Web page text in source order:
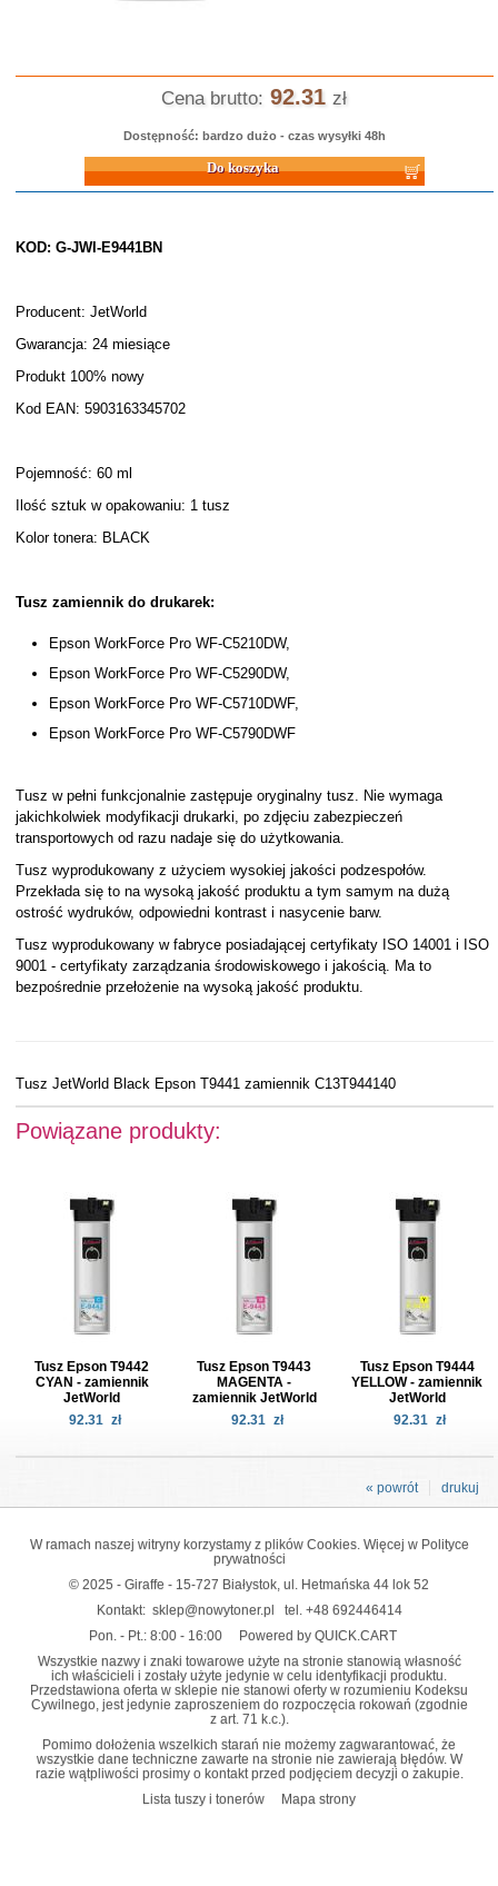
Cena brutto: 92.31 zł
Dostępność: bardzo dużo - czas wysyłki 48h
Do koszyka
KOD: G-JWI-E9441BN
Producent: JetWorld
Gwarancja: 24 miesiące
Produkt 100% nowy
Kod EAN: 5903163345702
Pojemność: 60 ml
Ilość sztuk w opakowaniu: 1 tusz
Kolor tonera: BLACK
Tusz zamiennik do drukarek:
Epson WorkForce Pro WF-C5210DW,
Epson WorkForce Pro WF-C5290DW,
Epson WorkForce Pro WF-C5710DWF,
Epson WorkForce Pro WF-C5790DWF
Tusz w pełni funkcjonalnie zastępuje oryginalny tusz. Nie wymaga
jakichkolwiek modyfikacji drukarki, po zdjęciu zabezpieczeń
transportowych od razu nadaje się do użytkowania.
Tusz wyprodukowany z użyciem wysokiej jakości podzespołów.
Przekłada się to na wysoką jakość produktu a tym samym na dużą
ostrość wydruków, odpowiedni kontrast i nasycenie barw.
Tusz wyprodukowany w fabryce posiadającej certyfikaty ISO 14001 i ISO
9001 - certyfikaty zarządzania środowiskowego i jakością. Ma to
bezpośrednie przełożenie na wysoką jakość produktu.
Tusz JetWorld Black Epson T9441 zamiennik C13T944140
Powiązane produkty:
Tusz Epson T9442
CYAN - zamiennik
JetWorld
92.31 zł
Tusz Epson T9443
MAGENTA -
zamiennik JetWorld
92.31 zł
Tusz Epson T9444
YELLOW - zamiennik
JetWorld
92.31 zł
drukuj
« powrót
W ramach naszej witryny korzystamy z plików Cookies. Więcej w Polityce
prywatności
© 2025 - Giraffe - 15-727 Białystok, ul. Hetmańska 44 lok 52
Kontakt: sklep@nowytoner.pl tel. +48 692446414
Pon. - Pt.: 8:00 - 16:00
Powered by QUICK.CART
Wszystkie nazwy i znaki towarowe użyte na stronie stanowią własność
ich właścicieli i zostały użyte jedynie w celu identyfikacji produktu.
Przedstawiona oferta w sklepie nie stanowi oferty w rozumieniu Kodeksu
Cywilnego, jest jedynie zaproszeniem do rozpoczęcia rokowań (zgodnie
z art. 71 k.c.).
Pomimo dołożenia wszelkich starań nie możemy zagwarantować, że
wszystkie dane techniczne zawarte na stronie nie zawierają błędów. W
razie wątpliwości prosimy o kontakt przed podjęciem decyzji o zakupie.
Lista tuszy i tonerów
Mapa strony